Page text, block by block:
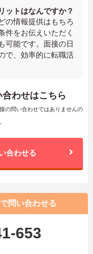
ットはなんですか？
の情報提供はもちろ
件をお伝えいただく
可能です。面接の日
で、効率的に転職活
わせはこちら
の問い合わせではありませんの
合わせる
問い合わせる
653